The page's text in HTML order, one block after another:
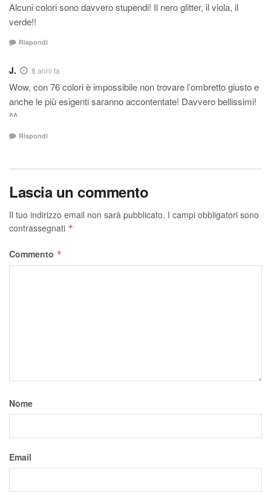
Alcuni colori sono davvero stupendi! Il nero glitter, il viola, il
verde!!
Rispondi
J. 8 anni fa
Wow, con 76 colori è impossibile non trovare l’ombretto giusto e
anche le più esigenti saranno accontentate! Davvero bellissimi!
^^
Rispondi
Lascia un commento
Il tuo indirizzo email non sarà pubblicato. I campi obbligatori sono
contrassegnati *
Commento *
Nome
Email